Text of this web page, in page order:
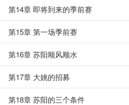
第14章 即将到来的季前赛
第15章 第一场季前赛
第16章 苏阳顺风顺水
第17章 大姚的招募
第18章 苏阳的三个条件